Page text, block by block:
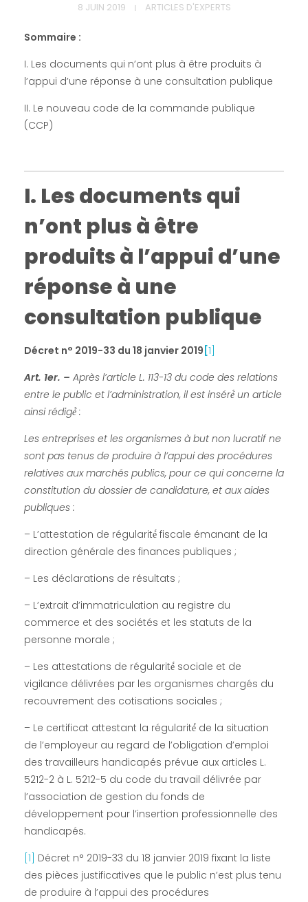
.
L
e
s
d
o
c
u
m
e
n
t
s
q
u
i
n
’
o
n
t
p
l
u
8 JUIN 2019 ARTICLES D'EXPERTS
Sommaire :
I. Les documents qui n’ont plus à être produits à
l’appui d’une réponse à une consultation publique
II. Le nouveau code de la commande publique
(CCP)
I. Les documents qui
n’ont plus à être
produits à l’appui d’une
réponse à une
consultation publique
Décret n° 2019-33 du 18 janvier 2019 [1]
Art. 1er. – Après l’article L. 113-13 du code des relations
entre le public et l’administration, il est inséré́ un article
ainsi rédigé́ :
Les entreprises et les organismes à but non lucratif ne
sont pas tenus de produire à l’appui des procédures
relatives aux marchés publics, pour ce qui concerne la
constitution du dossier de candidature, et aux aides
publiques :
– L’attestation de régularité́ fiscale émanant de la
direction générale des finances publiques ;
– Les déclarations de résultats ;
– L’extrait d’immatriculation au registre du
commerce et des sociétés et les statuts de la
personne morale ;
– Les attestations de régularité́ sociale et de
vigilance délivrées par les organismes chargés du
recouvrement des cotisations sociales ;
– Le certificat attestant la régularité́ de la situation
de l’employeur au regard de l’obligation d’emploi
des travailleurs handicapés prévue aux articles L.
5212-2 à L. 5212-5 du code du travail délivrée par
l’association de gestion du fonds de
développement pour l’insertion professionnelle des
handicapés.
[1] Décret n° 2019-33 du 18 janvier 2019 fixant la liste
des pièces justificatives que le public n’est plus tenu
de produire à l’appui des procédures